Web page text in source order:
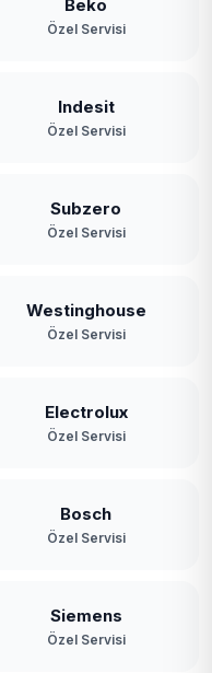
Beko
Özel Servisi
Indesit
Özel Servisi
Subzero
Özel Servisi
Westinghouse
Özel Servisi
Electrolux
Özel Servisi
Bosch
Özel Servisi
Siemens
Özel Servisi